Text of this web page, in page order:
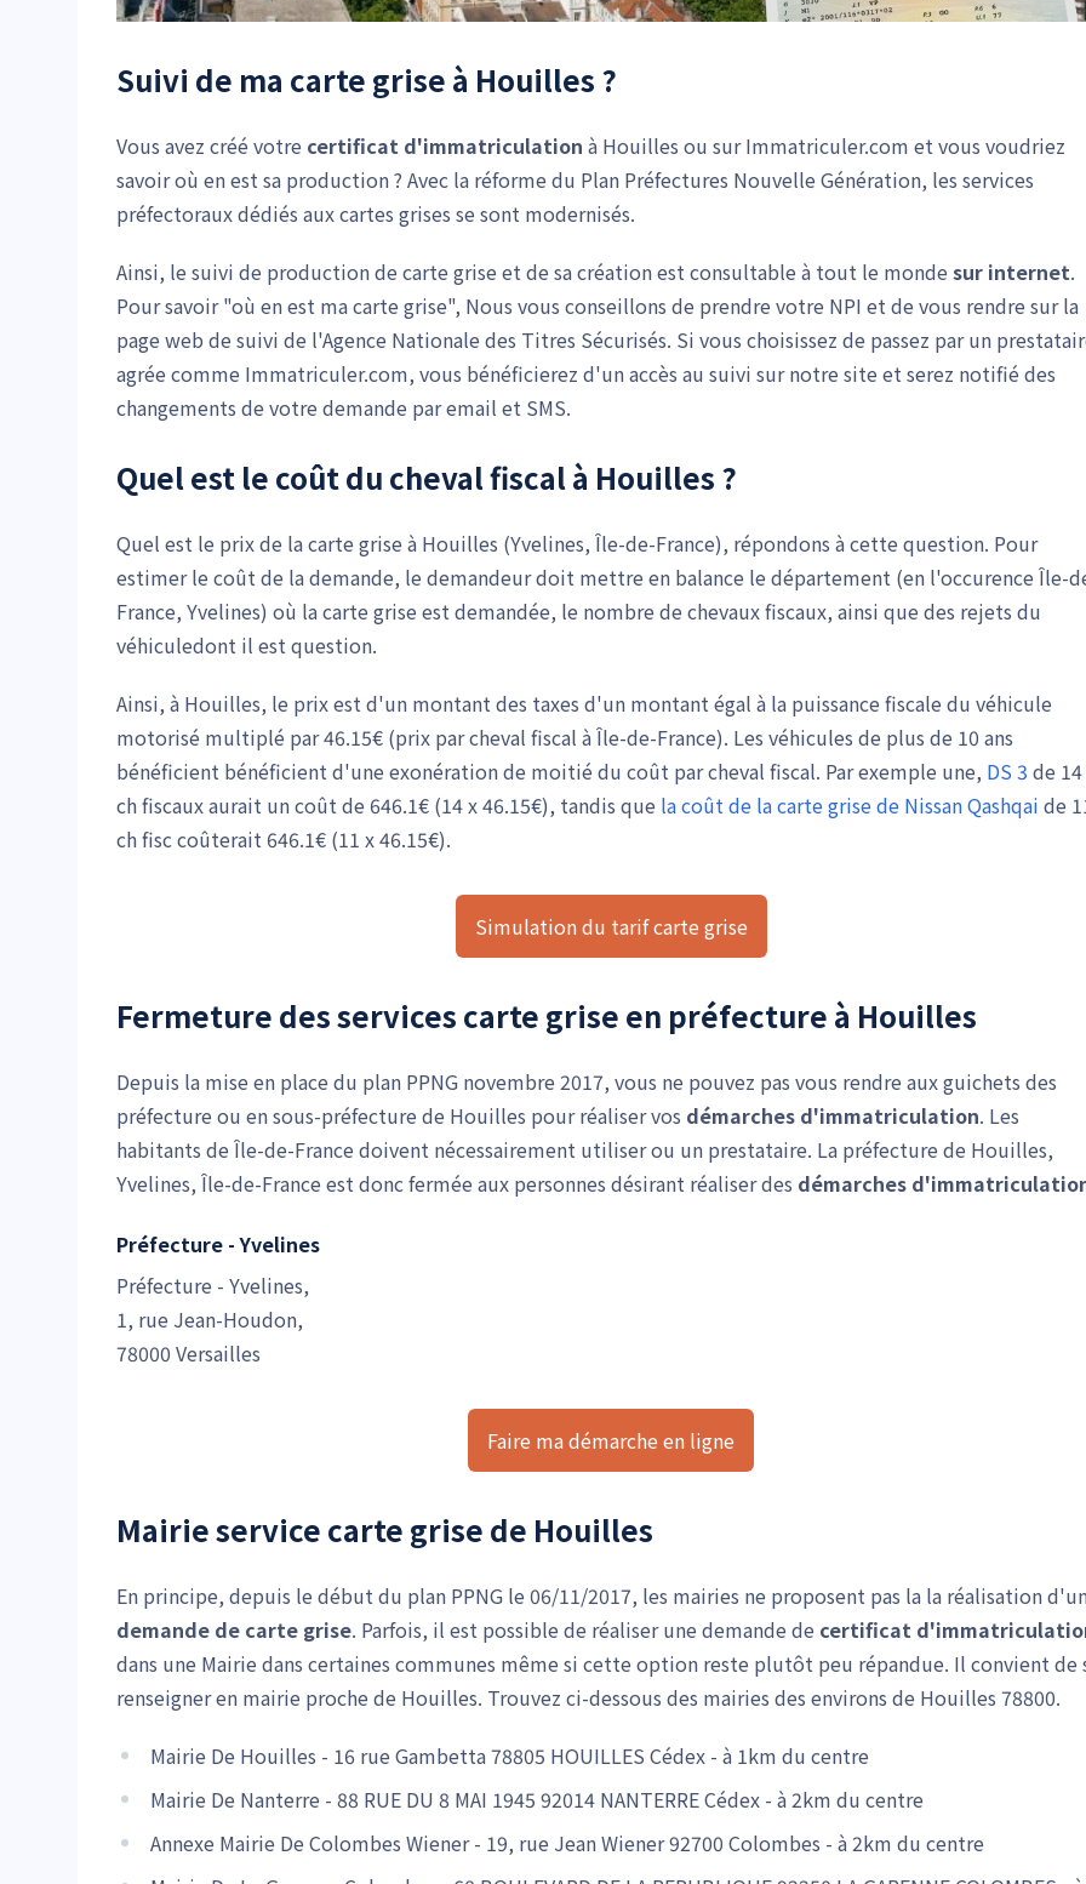
Suivi de ma carte grise à Houilles ?
Vous avez créé votre certificat d'immatriculation à Houilles ou sur Immatriculer.com et vous voudriez
savoir où en est sa production ? Avec la réforme du Plan Préfectures Nouvelle Génération, les services
préfectoraux dédiés aux cartes grises se sont modernisés.
Ainsi, le suivi de production de carte grise et de sa création est consultable à tout le monde sur internet.
Pour savoir "où en est ma carte grise", Nous vous conseillons de prendre votre NPI et de vous rendre sur la
page web de suivi de l'Agence Nationale des Titres Sécurisés. Si vous choisissez de passez par un
agrée comme Immatriculer.com, vous bénéficierez d'un accès au suivi sur notre site et serez notifié des
changements de votre demande par email et SMS.
Quel est le coût du cheval fiscal à Houilles ?
Quel est le prix de la carte grise à Houilles (Yvelines, Île-de-France), répondons à cette question. Pour
estimer le coût de la demande, le demandeur doit mettre en balance le département (en l'occurence Île-
France, Yvelines) où la carte grise est demandée, le nombre de chevaux fiscaux, ainsi que des rejets du
véhiculedont il est question.
Ainsi, à Houilles, le prix est d'un montant des taxes d'un montant égal à la puissance fiscale du véhicule
motorisé multiplé par 46.15€ (prix par cheval fiscal à Île-de-France). Les véhicules de plus de 10 ans
bénéficient bénéficient d'une exonération de moitié du coût par cheval fiscal. Par exemple une, DS 3 de 14
ch fiscaux aurait un coût de 646.1€ (14 x 46.15€), tandis que la coût de la carte grise de Nissan Qashqai de
ch fisc coûterait 646.1€ (11 x 46.15€).
Simulation du tarif carte grise
Fermeture des services carte grise en préfecture à Houilles
Depuis la mise en place du plan PPNG novembre 2017, vous ne pouvez pas vous rendre aux guichets des
préfecture ou en sous-préfecture de Houilles pour réaliser vos démarches d'immatriculation. Les
habitants de Île-de-France doivent nécessairement utiliser ou un prestataire. La préfecture de Houilles,
Yvelines, Île-de-France est donc fermée aux personnes désirant réaliser des démarches
Préfecture - Yvelines
Préfecture - Yvelines,
1, rue Jean-Houdon,
78000 Versailles
Faire ma démarche en ligne
Mairie service carte grise de Houilles
En principe, depuis le début du plan PPNG le 06/11/2017, les mairies ne proposent pas la la réalisation
demande de carte grise. Parfois, il est possible de réaliser une demande de certificat
dans une Mairie dans certaines communes même si cette option reste plutôt peu répandue. Il convient de
renseigner en mairie proche de Houilles. Trouvez ci-dessous des mairies des environs de Houilles 78800.
Mairie De Houilles - 16 rue Gambetta 78805 HOUILLES Cédex - à 1km du centre
Mairie De Nanterre - 88 RUE DU 8 MAI 1945 92014 NANTERRE Cédex - à 2km du centre
Annexe Mairie De Colombes Wiener - 19, rue Jean Wiener 92700 Colombes - à 2km du centre